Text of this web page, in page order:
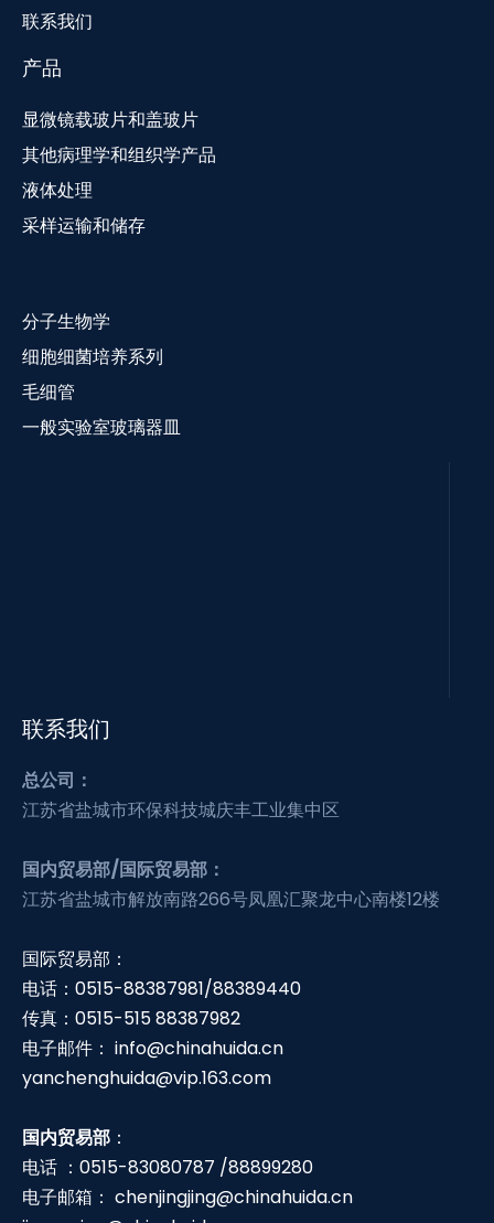
联系我们
产品
显微镜载玻片和盖玻片
其他病理学和组织学产品
液体处理
采样运输和储存
分子生物学
细胞细菌培养系列
毛细管
一般实验室玻璃器皿
联系我们
总公司：
江苏省盐城市环保科技城庆丰工业集中区
国内贸易部/国际贸易部：
江苏省盐城市解放南路266号凤凰汇聚龙中心南楼12楼
国际贸易部：
电话：0515-88387981/88389440
传真：0515-515 88387982
电子邮件： info@chinahuida.cn
yanchenghuida@vip.163.com
国内贸易部 ：
电话 ：0515-83080787 /88899280
电子邮箱： chenjingjing@chinahuida.cn